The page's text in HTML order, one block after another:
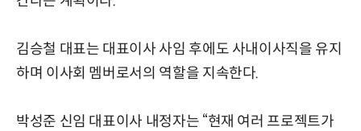
김승철 대표는 대표이사 사임 후에도 사내이사직을 유지
하며 이사회 멤버로서의 역할을 지속한다.
박성준 신임 대표이사 내정자는 “현재 여러 프로젝트가